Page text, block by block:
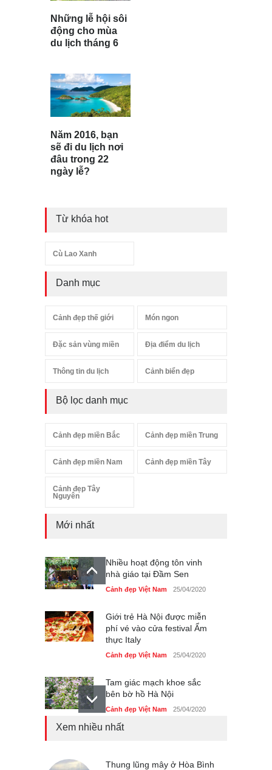
Những lễ hội sôi
động cho mùa
du lịch tháng 6
Năm 2016, bạn
sẽ đi du lịch nơi
đâu trong 22
ngày lễ?
Từ khóa hot
Cù Lao Xanh
Danh mục
Cảnh đẹp thế giới Món ngon
Đặc sản vùng miền Địa điểm du lịch
Thông tin du lịch Cảnh biển đẹp
Bộ lọc danh mục
Cảnh đẹp miền Bắc Cảnh đẹp miền Trung
Cảnh đẹp miền Nam Cảnh đẹp miền Tây
Cảnh đẹp Tây
Nguyên
Mới nhất
Nhiều hoạt động tôn vinh
nhà giáo tại Đầm Sen
Cảnh đẹp Việt Nam 25/04/2020
Giới trẻ Hà Nội được miễn
phí vé vào cửa festival Ẩm
thực Italy
Cảnh đẹp Việt Nam 25/04/2020
Tam giác mạch khoe sắc
bên bờ hồ Hà Nội
Cảnh đẹp Việt Nam 25/04/2020
Cảnh đẹp Việt Nam 24/04/2020
Xem nhiều nhất
Thung lũng mây ở Hòa Bình